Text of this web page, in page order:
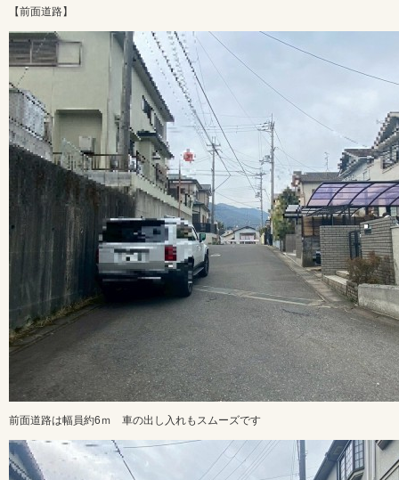
【前面道路】
前面道路は幅員約6ｍ 車の出し入れもスムーズです